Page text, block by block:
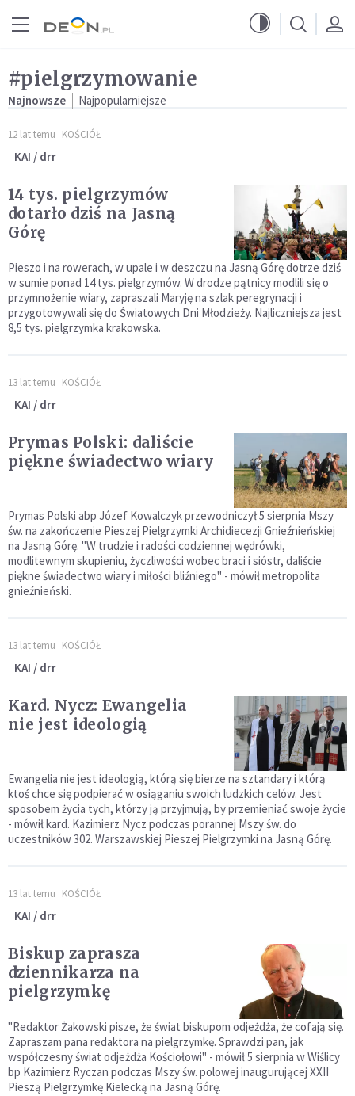
#pielgrzymowanie
Najnowsze Najpopularniejsze
12 lat temu KOŚCIÓŁ
KAI / drr
14 tys. pielgrzymów
dotarło dziś na Jasną
Górę
Pieszo i na rowerach, w upale i w deszczu na Jasną Górę dotrze dziś
w sumie ponad 14 tys. pielgrzymów. W drodze pątnicy modlili się o
przymnożenie wiary, zapraszali Maryję na szlak peregrynacji i
przygotowywali się do Światowych Dni Młodzieży. Najliczniejsza jest
8,5 tys. pielgrzymka krakowska.
13 lat temu KOŚCIÓŁ
KAI / drr
Prymas Polski: daliście
piękne świadectwo wiary
Prymas Polski abp Józef Kowalczyk przewodniczył 5 sierpnia Mszy
św. na zakończenie Pieszej Pielgrzymki Archidiecezji Gnieźnieńskiej
na Jasną Górę. "W trudzie i radości codziennej wędrówki,
modlitewnym skupieniu, życzliwości wobec braci i sióstr, daliście
piękne świadectwo wiary i miłości bliźniego" - mówił metropolita
gnieźnieński.
13 lat temu KOŚCIÓŁ
KAI / drr
Kard. Nycz: Ewangelia
nie jest ideologią
Ewangelia nie jest ideologią, którą się bierze na sztandary i którą
ktoś chce się podpierać w osiąganiu swoich ludzkich celów. Jest
sposobem życia tych, którzy ją przyjmują, by przemieniać swoje życie
- mówił kard. Kazimierz Nycz podczas porannej Mszy św. do
uczestników 302. Warszawskiej Pieszej Pielgrzymki na Jasną Górę.
13 lat temu KOŚCIÓŁ
KAI / drr
Biskup zaprasza
dziennikarza na
pielgrzymkę
"Redaktor Żakowski pisze, że świat biskupom odjeżdża, że cofają się.
Zapraszam pana redaktora na pielgrzymkę. Sprawdzi pan, jak
współczesny świat odjeżdża Kościołowi" - mówił 5 sierpnia w Wiślicy
bp Kazimierz Ryczan podczas Mszy św. polowej inaugurującej XXII
Pieszą Pielgrzymkę Kielecką na Jasną Górę.